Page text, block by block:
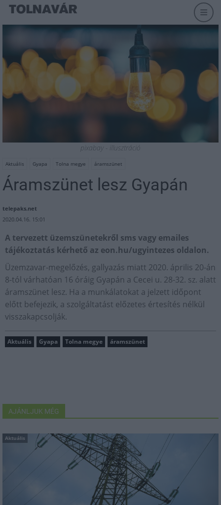
pixabay - illusztráció
Aktuális Gyapa Tolna megye áramszünet
Áramszünet lesz Gyapán
telepaks.net
2020.04.16. 15:01
A tervezett üzemszünetekről sms vagy emailes
tájékoztatás kérhető az eon.hu/ugyintezes oldalon.
Üzemzavar-megelőzés, gallyazás miatt 2020. április 20-án
8-tól várhatóan 16 óráig Gyapán a Cecei u. 28-32. sz. alatt
áramszünet lesz. Ha a munkálatokat a jelzett időpont
előtt befejezik, a szolgáltatást előzetes értesítés nélkül
visszakapcsolják.
Aktuális Gyapa Tolna megye áramszünet
AJÁNLJUK MÉG
Aktuális